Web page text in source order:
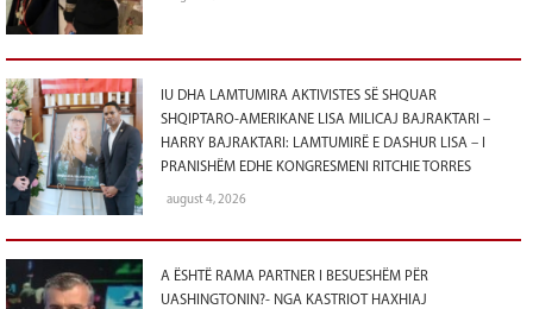
IU DHA LAMTUMIRA AKTIVISTES SË SHQUAR
SHQIPTARO-AMERIKANE LISA MILICAJ BAJRAKTARI –
HARRY BAJRAKTARI: LAMTUMIRË E DASHUR LISA – I
PRANISHËM EDHE KONGRESMENI RITCHIE TORRES
august 4, 2026
A ËSHTË RAMA PARTNER I BESUESHËM PËR
UASHINGTONIN?- NGA KASTRIOT HAXHIAJ